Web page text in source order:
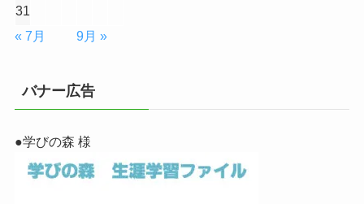
31
« 7月
9月 »
バナー広告
●学びの森 様